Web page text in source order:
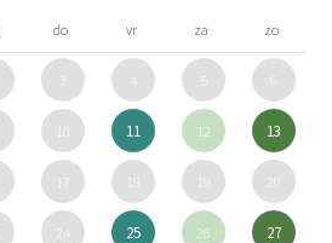
do vr za zo
11 12 13
25 26 27